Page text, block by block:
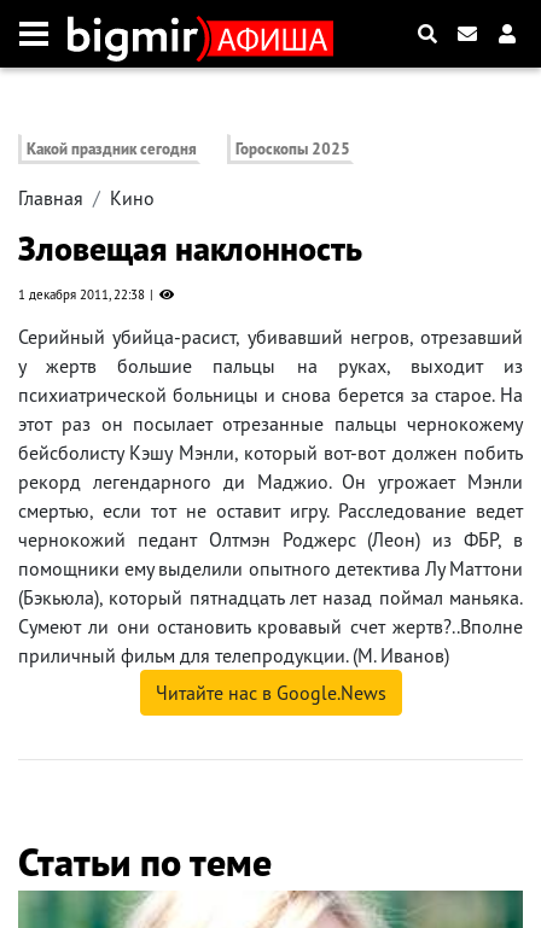
Какой праздник сегодня Гороскопы 2025
Главная Кино
Зловещая наклонность
1 декабря 2011, 22:38
Серийный убийца-расист, убивавший негров, отрезавший
у жертв большие пальцы на руках, выходит из
психиатрической больницы и снова берется за старое. На
этот раз он посылает отрезанные пальцы чернокожему
бейсболисту Кэшу Мэнли, который вот-вот должен побить
рекорд легендарного ди Маджио. Он угрожает Мэнли
смертью, если тот не оставит игру. Расследование ведет
чернокожий педант Олтмэн Роджерс (Леон) из ФБР, в
помощники ему выделили опытного детектива Лу Маттони
(Бэкьюла), который пятнадцать лет назад поймал маньяка.
Сумеют ли они остановить кровавый счет жертв?..Вполне
приличный фильм для телепродукции. (М. Иванов)
Читайте нас в Google.News
Статьи по теме